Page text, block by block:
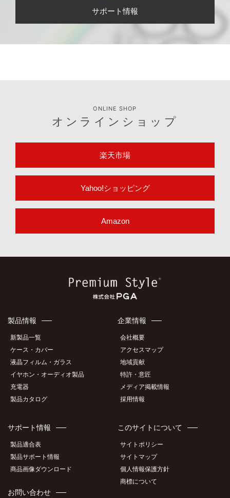
サポート情報
ONLINE SHOP
オンラインショップ
楽天市場
Yahoo!ショッピング
Amazon
製品情報
新製品一覧
ケース・カバー
液晶フィルム・ガラス
イヤホン・オーディオ製品
充電器
製品カタログ
企業情報
会社概要
アクセスマップ
地域貢献
特許・意匠
メディア掲載情報
採用情報
サポート情報
製品適合表
製品サポート情報
商品画像ダウンロード
お問い合わせ
このサイトについて
サイトポリシー
サイトマップ
個人情報保護方針
商標について